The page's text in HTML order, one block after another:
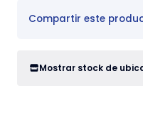
Compartir este
Mostrar stock de